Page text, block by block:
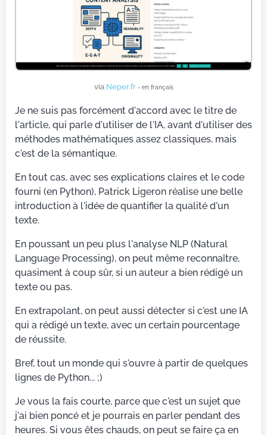
via Neper.fr - en français
Je ne suis pas forcément d'accord avec le titre de
l'article, qui parle d'utiliser de l'IA, avant d'utiliser des
méthodes mathématiques assez classiques, mais
c'est de la sémantique.
En tout cas, avec ses explications claires et le code
fourni (en Python), Patrick Ligeron réalise une belle
introduction à l'idée de quantifier la qualité d'un
texte.
En poussant un peu plus l'analyse NLP (Natural
Language Processing), on peut même reconnaître,
quasiment à coup sûr, si un auteur a bien rédigé un
texte ou pas.
En extrapolant, on peut aussi détecter si c'est une IA
qui a rédigé un texte, avec un certain pourcentage
de réussite.
Bref, tout un monde qui s'ouvre à partir de quelques
lignes de Python... ;)
Je vous la fais courte, parce que c'est un sujet que
j'ai bien poncé et je pourrais en parler pendant des
heures. Si vous êtes chauds, on peut se faire ça en